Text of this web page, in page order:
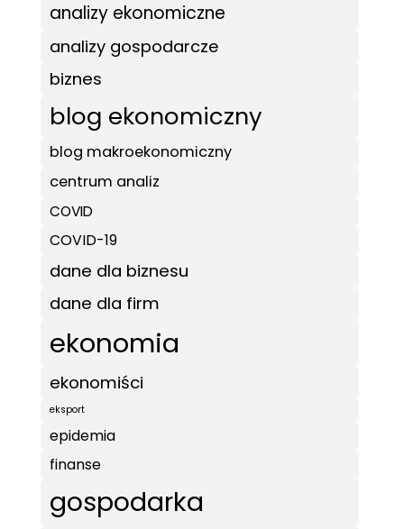
analizy ekonomiczne
analizy gospodarcze
biznes
blog ekonomiczny
blog makroekonomiczny
centrum analiz
COVID
COVID-19
dane dla biznesu
dane dla firm
ekonomia
ekonomiści
eksport
epidemia
finanse
gospodarka